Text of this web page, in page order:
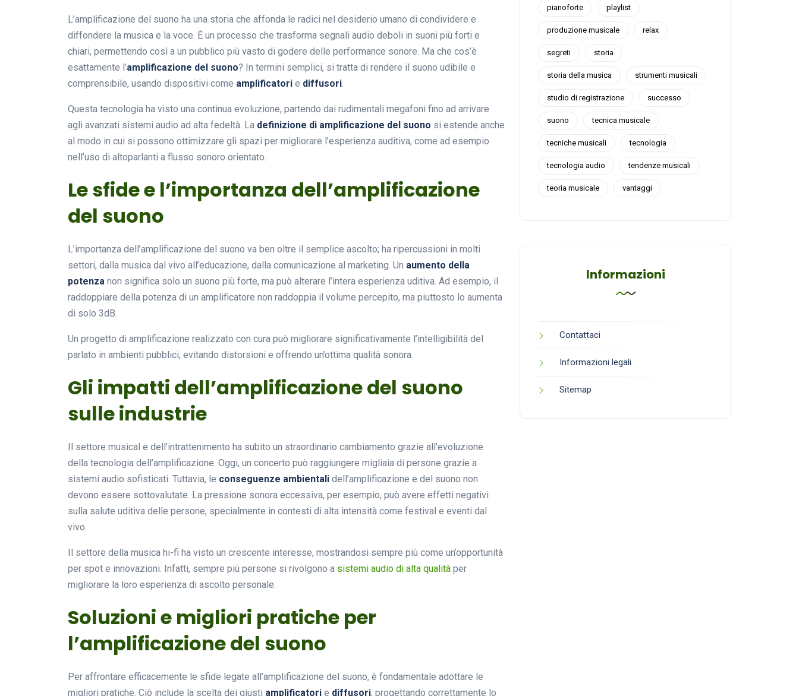
L’amplificazione del suono ha una storia che affonda le radici nel desiderio umano di condividere e
diffondere la musica e la voce. È un processo che trasforma segnali audio deboli in suoni più forti e
chiari, permettendo così a un pubblico più vasto di godere delle performance sonore. Ma che cos’è
esattamente l’amplificazione del suono? In termini semplici, si tratta di rendere il suono udibile e
comprensibile, usando dispositivi come amplificatori e diffusori.
Questa tecnologia ha visto una continua evoluzione, partendo dai rudimentali megafoni fino ad arrivare
agli avanzati sistemi audio ad alta fedeltà. La definizione di amplificazione del suono si estende anche
al modo in cui si possono ottimizzare gli spazi per migliorare l’esperienza auditiva, come ad esempio
nell’uso di altoparlanti a flusso sonoro orientato.
Le sfide e l’importanza dell’amplificazione
del suono
L’importanza dell’amplificazione del suono va ben oltre il semplice ascolto; ha ripercussioni in molti
settori, dalla musica dal vivo all’educazione, dalla comunicazione al marketing. Un aumento della
potenza non significa solo un suono più forte, ma può alterare l’intera esperienza uditiva. Ad esempio, il
raddoppiare della potenza di un amplificatore non raddoppia il volume percepito, ma piuttosto lo aumenta
di solo 3dB.
Un progetto di amplificazione realizzato con cura può migliorare significativamente l’intelligibilità del
parlato in ambienti pubblici, evitando distorsioni e offrendo un’ottima qualità sonora.
Gli impatti dell’amplificazione del suono
sulle industrie
Il settore musical e dell’intrattenimento ha subito un straordinario cambiamento grazie all’evoluzione
della tecnologia dell’amplificazione. Oggi, un concerto può raggiungere migliaia di persone grazie a
sistemi audio sofisticati. Tuttavia, le conseguenze ambientali dell’amplificazione e del suono non
devono essere sottovalutate. La pressione sonora eccessiva, per esempio, può avere effetti negativi
sulla salute uditiva delle persone, specialmente in contesti di alta intensità come festival e eventi dal
vivo.
Il settore della musica hi-fi ha visto un crescente interesse, mostrandosi sempre più come un’opportunità
per spot e innovazioni. Infatti, sempre più persone si rivolgono a sistemi audio di alta qualità per
migliorare la loro esperienza di ascolto personale.
Soluzioni e migliori pratiche per
l’amplificazione del suono
Per affrontare efficacemente le sfide legate all’amplificazione del suono, è fondamentale adottare le
migliori pratiche. Ciò include la scelta dei giusti amplificatori e diffusori, progettando correttamente lo
pianoforte playlist
produzione musicale relax
segreti storia
storia della musica strumenti musicali
studio di registrazione successo
suono tecnica musicale
tecniche musicali tecnologia
tecnologia audio tendenze musicali
teoria musicale vantaggi
Informazioni
Contattaci
Informazioni legali
Sitemap